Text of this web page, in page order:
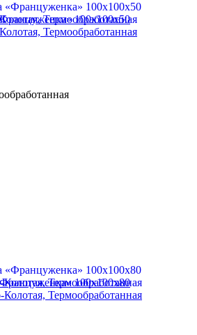
100х100x50
Термообработанная
100х100x80
Термообработанная